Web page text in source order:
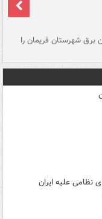
برق شهرستان فریمان را
نظامی علیه ایران